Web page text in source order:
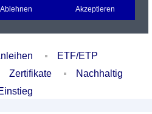
Portfolio Login
ETF/ETP
Zertifikate
Nachhaltig
Ablehnen Akzeptieren